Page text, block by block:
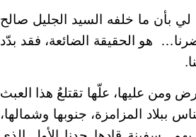
بأن ما خلفه السيد الجليل صالح
هو الحقيقة الضائعة، فقد بدّد
ومن عليها، علّها تقتلعُ هذا العبث
ببلاد المزامزة، جنوبها وشمالها،